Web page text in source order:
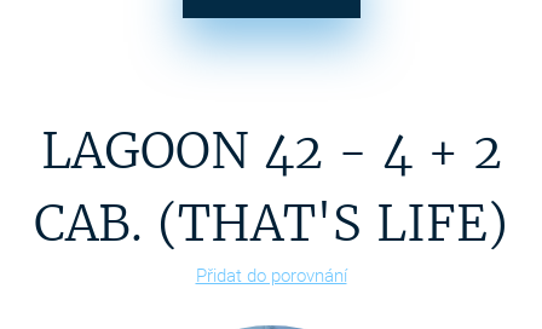
LAGOON 42 - 4 + 2
CAB. (THAT'S LIFE)
Přidat do porovnání